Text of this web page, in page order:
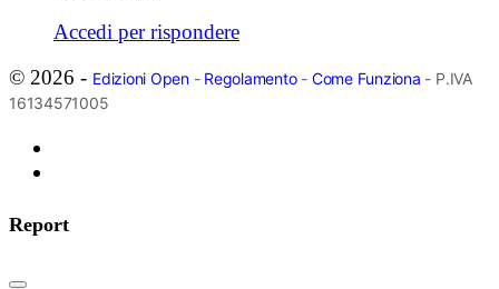
Accedi per rispondere
© 2026 - Edizioni Open- Regolamento- Come Funziona - P.IVA
16134571005
Report